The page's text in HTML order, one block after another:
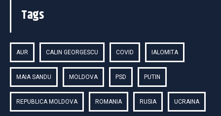
Tags
AUR CALIN GEORGESCU COVID IALOMITA
MAIA SANDU MOLDOVA PSD PUTIN
REPUBLICA MOLDOVA ROMANIA RUSIA UCRAINA